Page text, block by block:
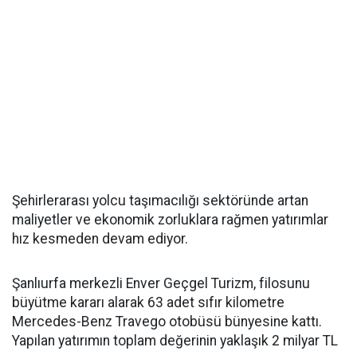
Şehirlerarası yolcu taşımacılığı sektöründe artan
maliyetler ve ekonomik zorluklara rağmen yatırımlar
hız kesmeden devam ediyor.
Şanlıurfa merkezli Enver Geçgel Turizm, filosunu
büyütme kararı alarak 63 adet sıfır kilometre
Mercedes-Benz Travego otobüsü bünyesine kattı.
Yapılan yatırımın toplam değerinin yaklaşık 2 milyar TL